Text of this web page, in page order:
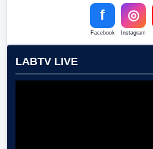
f
Facebook
◎
Instagram
LABTV LIVE